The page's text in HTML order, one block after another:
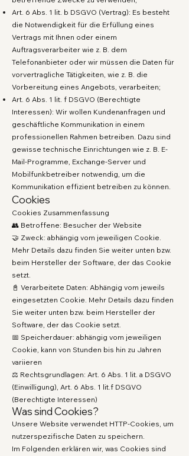
Art. 6 Abs. 1 lit. b DSGVO (Vertrag): Es besteht
die Notwendigkeit für die Erfüllung eines
Vertrags mit Ihnen oder einem
Auftragsverarbeiter wie z. B. dem
Telefonanbieter oder wir müssen die Daten für
vorvertragliche Tätigkeiten, wie z. B. die
Vorbereitung eines Angebots, verarbeiten;
Art. 6 Abs. 1 lit. f DSGVO (Berechtigte
Interessen): Wir wollen Kundenanfragen und
geschäftliche Kommunikation in einem
professionellen Rahmen betreiben. Dazu sind
gewisse technische Einrichtungen wie z. B. E-
Mail-Programme, Exchange-Server und
Mobilfunkbetreiber notwendig, um die
Kommunikation effizient betreiben zu können.
Cookies
Cookies Zusammenfassung
👥 Betroffene: Besucher der Website
🤝 Zweck: abhängig vom jeweiligen Cookie.
Mehr Details dazu finden Sie weiter unten bzw.
beim Hersteller der Software, der das Cookie
setzt.
📓 Verarbeitete Daten: Abhängig vom jeweils
eingesetzten Cookie. Mehr Details dazu finden
Sie weiter unten bzw. beim Hersteller der
Software, der das Cookie setzt.
📅 Speicherdauer: abhängig vom jeweiligen
Cookie, kann von Stunden bis hin zu Jahren
variieren
⚖️ Rechtsgrundlagen: Art. 6 Abs. 1 lit. a DSGVO
(Einwilligung), Art. 6 Abs. 1 lit.f DSGVO
(Berechtigte Interessen)
Was sind Cookies?
Unsere Website verwendet HTTP-Cookies, um
nutzerspezifische Daten zu speichern.
Im Folgenden erklären wir, was Cookies sind